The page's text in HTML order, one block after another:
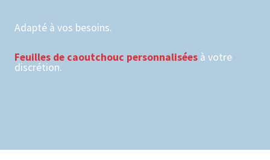
Adapté à vos besoins.
Feuilles de caoutchouc personnalisées à votre
discrétion.